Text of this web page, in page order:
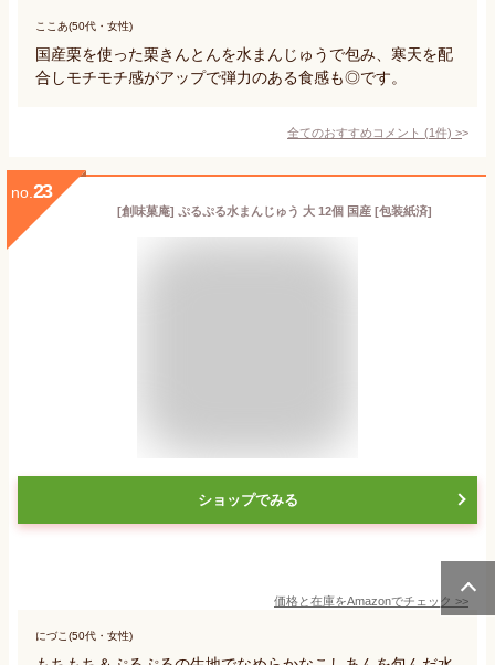
ここあ(50代・女性)
国産栗を使った栗きんとんを水まんじゅうで包み、寒天を配
合しモチモチ感がアップで弾力のある食感も◎です。
全てのおすすめコメント (1件) >
no. 23
[創味菓庵] ぷるぷる水まんじゅう 大 12個 国産 [包装紙済]
ショップでみる
価格と在庫をAmazonでチェック >>
にづこ(50代・女性)